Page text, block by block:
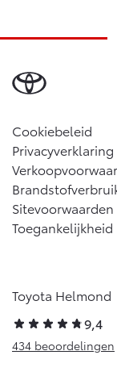
Cookiebeleid
Privacyverklaring
Sitevoorwaarden
Toegankelijkheid
Toyota Helmond
9,4
434 beoordelingen